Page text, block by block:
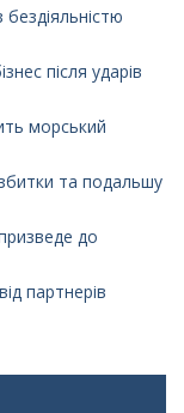
після ударів
морський
та подальшу
до
партнерів